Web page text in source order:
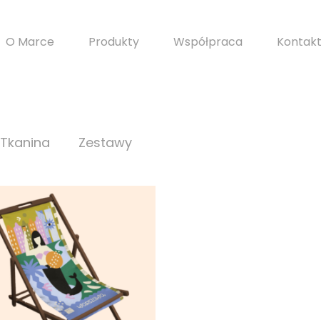
O Marce Produkty Współpraca Kontakt
Tkanina Zestawy